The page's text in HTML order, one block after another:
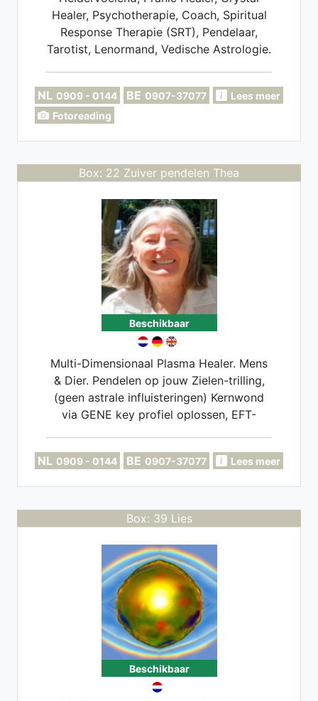
Healer, Psychotherapie, Coach, Spiritual
Response Therapie (SRT), Pendelaar,
Tarotist, Lenormand, Vedische Astrologie.
NL 0909 - 0144 BE 0907-37077
Lees meer
Fotoreading
Box: 22 Zuiver pendelen Thea
Beschikbaar
Multi-Dimensionaal Plasma Healer. Mens
& Dier. Pendelen op jouw Zielen-trilling,
(geen astrale influisteringen) Kernwond
via GENE key profiel oplossen, EFT-
retrieval opschonen.
NL 0909 - 0144 BE 0907-37077 Lees meer
Box: 39 Lies
Beschikbaar